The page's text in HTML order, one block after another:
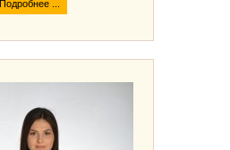
Подробнее ...